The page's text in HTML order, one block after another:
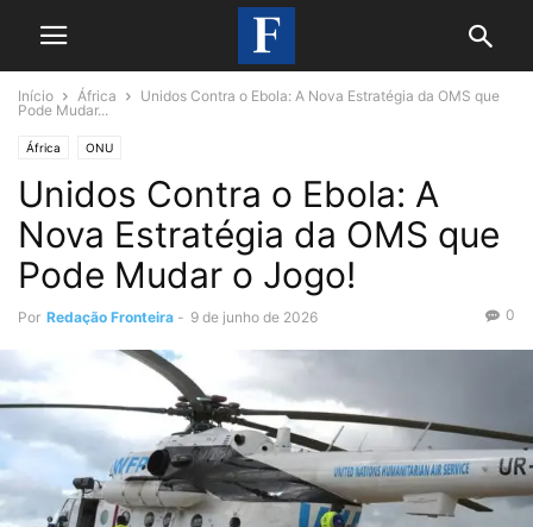
Início África
Unidos Contra o Ebola: A Nova Estratégia da OMS que
Pode Mudar...
África ONU
Unidos Contra o Ebola: A
Nova Estratégia da OMS que
Pode Mudar o Jogo!
Por Redação Fronteira - 9 de junho de 2026 0